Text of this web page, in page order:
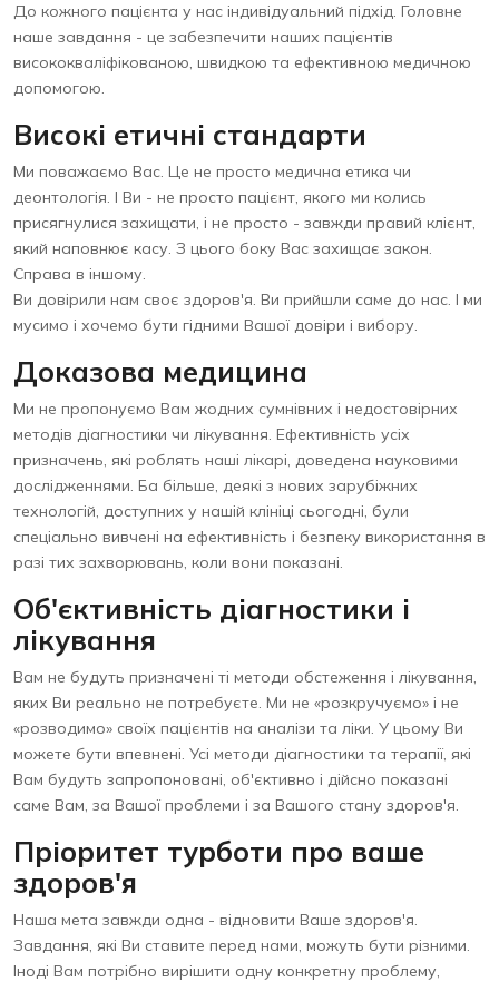
До кожного пацієнта у нас індивідуальний підхід. Головне
наше завдання - це забезпечити наших пацієнтів
висококваліфікованою, швидкою та ефективною медичною
допомогою.
Високі етичні стандарти
Ми поважаємо Вас. Це не просто медична етика чи
деонтологія. І Ви - не просто пацієнт, якого ми колись
присягнулися захищати, і не просто - завжди правий клієнт,
який наповнює касу. З цього боку Вас захищає закон.
Справа в іншому.
Ви довірили нам своє здоров'я. Ви прийшли саме до нас. І ми
мусимо і хочемо бути гідними Вашої довіри і вибору.
Доказова медицина
Ми не пропонуємо Вам жодних сумнівних і недостовірних
методів діагностики чи лікування. Ефективність усіх
призначень, які роблять наші лікарі, доведена науковими
дослідженнями. Ба більше, деякі з нових зарубіжних
технологій, доступних у нашій клініці сьогодні, були
спеціально вивчені на ефективність і безпеку використання в
разі тих захворювань, коли вони показані.
Об'єктивність діагностики і
лікування
Вам не будуть призначені ті методи обстеження і лікування,
яких Ви реально не потребуєте. Ми не «розкручуємо» і не
«розводимо» своїх пацієнтів на аналізи та ліки. У цьому Ви
можете бути впевнені. Усі методи діагностики та терапії, які
Вам будуть запропоновані, об'єктивно і дійсно показані
саме Вам, за Вашої проблеми і за Вашого стану здоров'я.
Пріоритет турботи про ваше
здоров'я
Наша мета завжди одна - відновити Ваше здоров'я.
Завдання, які Ви ставите перед нами, можуть бути різними.
Іноді Вам потрібно вирішити одну конкретну проблему,